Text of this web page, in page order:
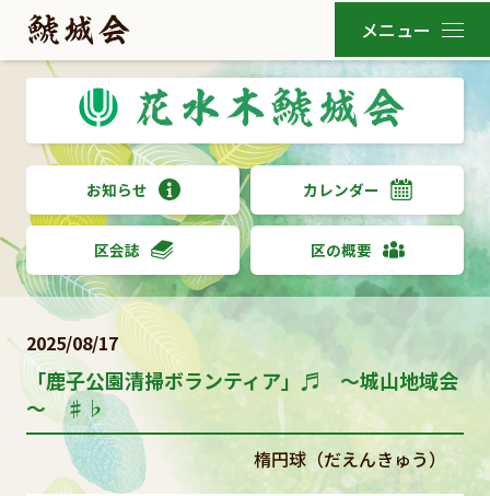
お知らせ カレンダー
区会誌 区の概要
2025/08/17
「鹿子公園清掃ボランティア」♬ ～城山地域会
～ ♯♭
楕円球（だえんきゅう）